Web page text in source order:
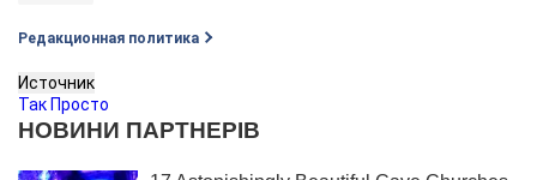
Редакционная политика
Источник
Так Просто